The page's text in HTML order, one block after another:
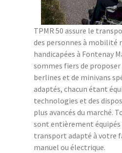
TPMR 50 assure le
des personnes à mobilité
handicapées à Fontenay
sommes fiers de
berlines et de minivans
adaptés, chacun étant
technologies et des
plus avancés du marché.
sont entièrement
transport adapté à votre
manuel ou électrique.